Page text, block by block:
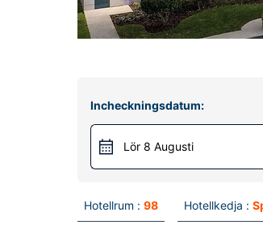
Incheckningsdatum:
Lör 8 Augusti
Hotellrum : 98 Hotellkedja :